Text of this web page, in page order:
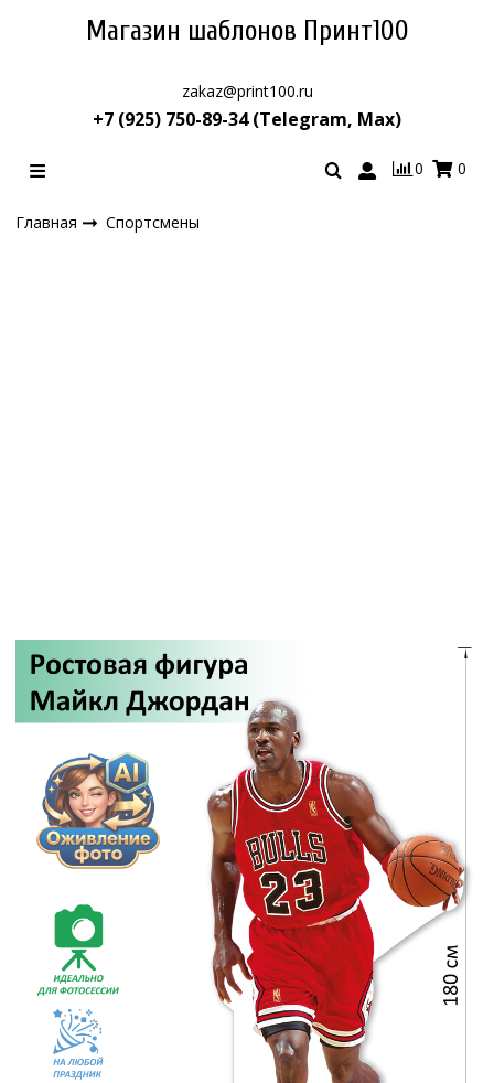
Магазин шаблонов Принт100
zakaz@print100.ru
+7 (925) 750-89-34 (Telegram, Max)
0 0
Главная Спортсмены